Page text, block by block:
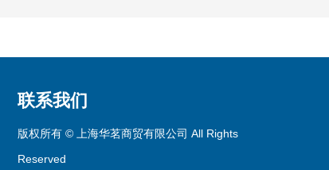
联系我们
版权所有 © 上海华茗商贸有限公司 All Rights
Reserved